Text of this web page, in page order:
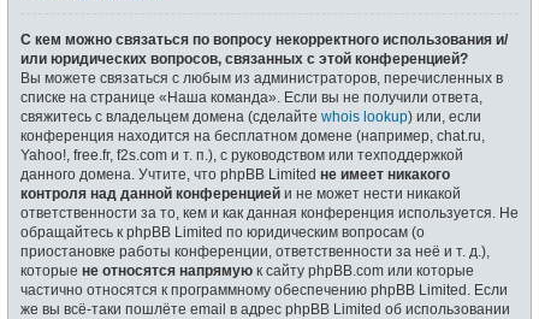
С кем можно связаться по вопросу некорректного использования и/
или юридических вопросов, связанных с этой конференцией?
Вы можете связаться с любым из администраторов, перечисленных в
списке на странице «Наша команда». Если вы не получили ответа,
свяжитесь с владельцем домена (сделайте whois lookup) или, если
конференция находится на бесплатном домене (например, chat.ru,
Yahoo!, free.fr, f2s.com и т. п.), с руководством или техподдержкой
данного домена. Учтите, что phpBB Limited не имеет никакого
контроля над данной конференцией и не может нести никакой
ответственности за то, кем и как данная конференция используется. Не
обращайтесь к phpBB Limited по юридическим вопросам (о
приостановке работы конференции, ответственности за неё и т. д.),
которые не относятся напрямую к сайту phpBB.com или которые
частично относятся к программному обеспечению phpBB Limited. Если
же вы всё-таки пошлёте email в адрес phpBB Limited об использовании